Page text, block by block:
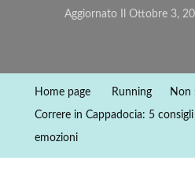
Aggiornato Il Ottobre 3,
Home page Running Non
Correre in Cappadocia: 5
emozioni